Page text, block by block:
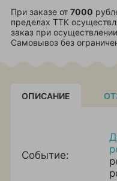
При заказе от 7000
пределах ТТК
заказ при
Самовывоз без
ОПИСАНИЕ
Событие: